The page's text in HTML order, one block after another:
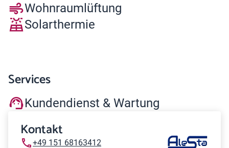
Wohnraumlüftung
Solarthermie
Services
Kundendienst & Wartung
Kontakt
+49 151 68163412